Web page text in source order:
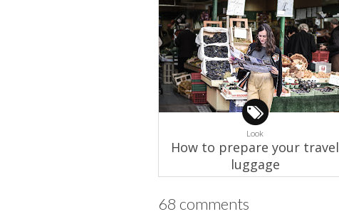
Look
How to prepare your travel
luggage
68 comments